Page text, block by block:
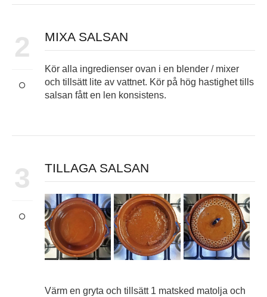
2 MIXA SALSAN
Kör alla ingredienser ovan i en blender / mixer
och tillsätt lite av vattnet. Kör på hög hastighet tills
salsan fått en len konsistens.
3 TILLAGA SALSAN
Värm en gryta och tillsätt 1 matsked matolja och